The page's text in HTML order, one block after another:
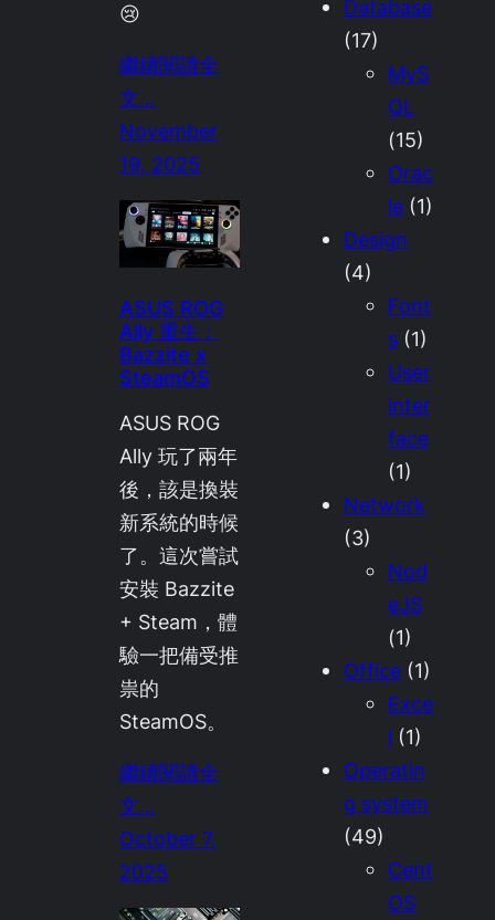
😢
繼續閱讀全
文…
November
19, 2025
ASUS ROG
Ally 重生：
Bazzite x
SteamOS
ASUS ROG
Ally 玩了兩年
後，該是換裝
新系統的時候
了。這次嘗試
安裝 Bazzite
+ Steam，體
驗一把備受推
祟的
SteamOS。
繼續閱讀全
文…
October 7,
2025
Database
(17)
MyS
QL
(15)
Orac
le(1)
Design
(4)
Font
s(1)
User
inter
face
(1)
Network
(3)
Nod
eJS
(1)
Office(1)
Exce
l (1)
Operatin
g system
(49)
Cent
OS